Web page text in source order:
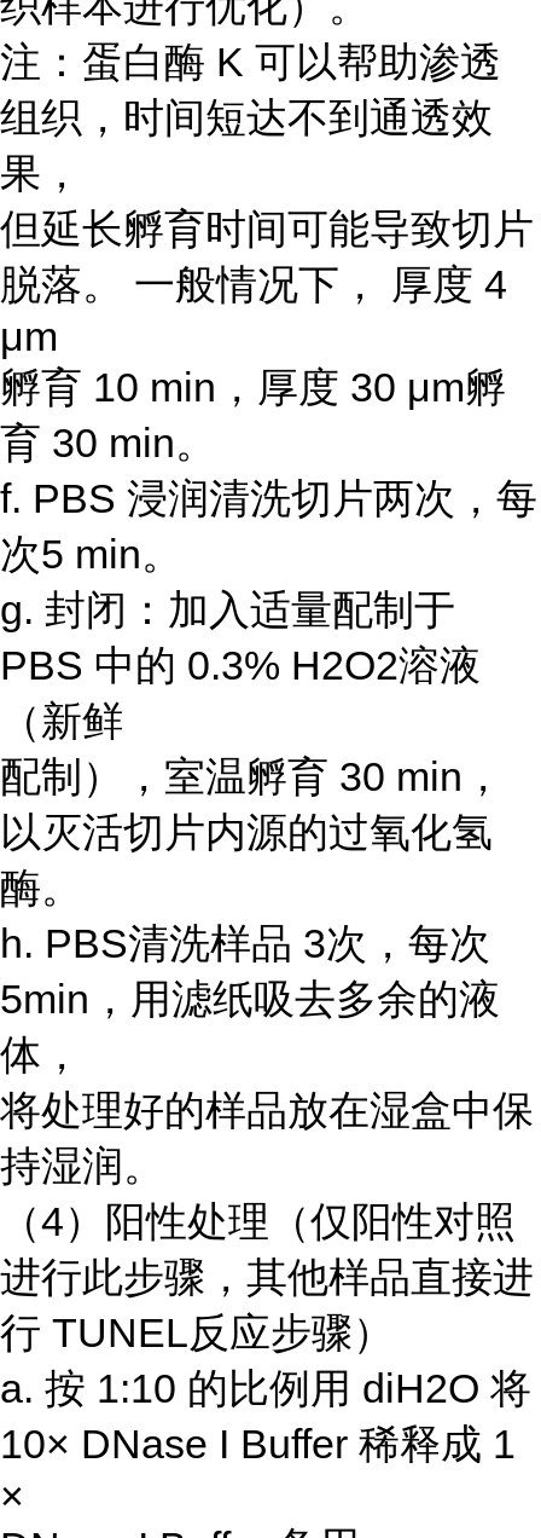
注：蛋白酶 K 可以帮助渗透
组织，时间短达不到通透效
果，
但延长孵育时间可能导致切片
脱落。 一般情况下， 厚度 4
μm
孵育 10 min，厚度 30 μm孵
育 30 min。
f. PBS 浸润清洗切片两次，每
次5 min。
g. 封闭：加入适量配制于
PBS 中的 0.3% H2O2溶液
（新鲜
配制），室温孵育 30 min，
以灭活切片内源的过氧化氢
酶。
h. PBS清洗样品 3次，每次
5min，用滤纸吸去多余的液
体，
将处理好的样品放在湿盒中保
持湿润。
（4）阳性处理（仅阳性对照
进行此步骤，其他样品直接进
行 TUNEL反应步骤）
a. 按 1:10 的比例用 diH2O 将
10× DNase I Buffer 稀释成 1
×